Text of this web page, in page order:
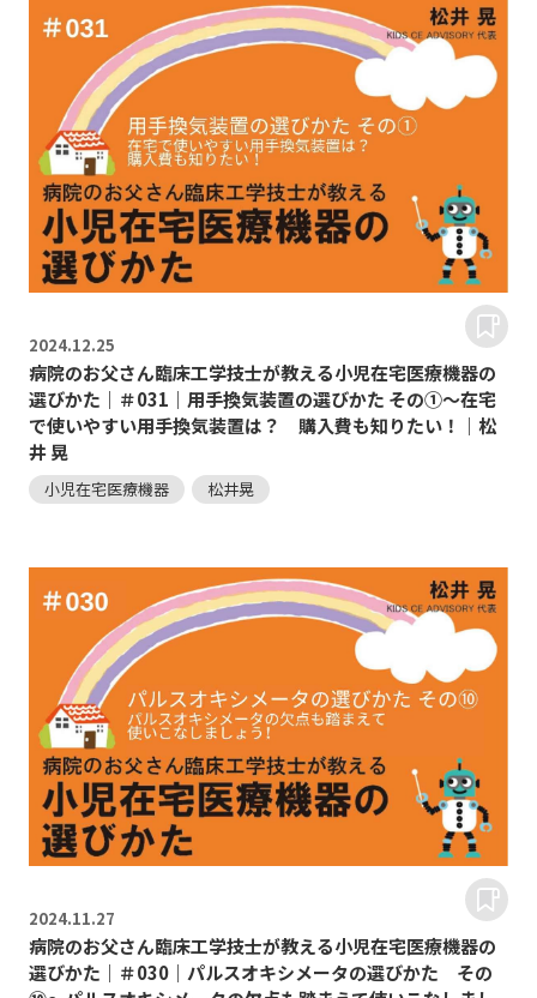
2024.12.25
病院のお父さん臨床工学技士が教える小児在宅医療機器の
選びかた｜＃031｜用手換気装置の選びかた その①～在宅
で使いやすい用手換気装置は？ 購入費も知りたい！｜松
井 晃
小児在宅医療機器 松井晃
2024.11.27
病院のお父さん臨床工学技士が教える小児在宅医療機器の
選びかた｜＃030｜パルスオキシメータの選びかた その